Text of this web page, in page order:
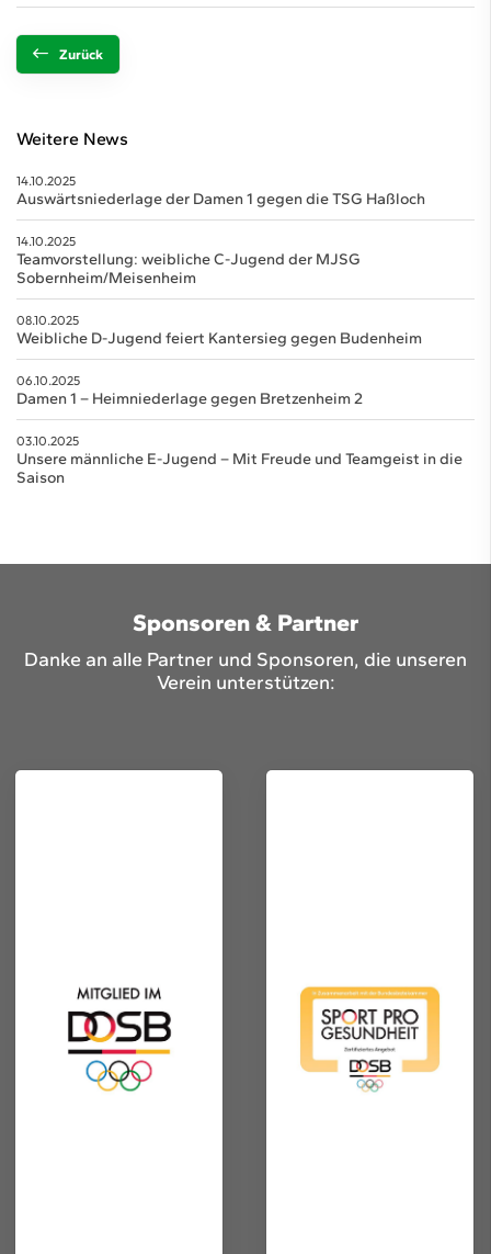
Zurück
Weitere News
14.10.2025
Auswärtsniederlage der Damen 1 gegen die TSG Haßloch
14.10.2025
Teamvorstellung: weibliche C-Jugend der MJSG
Sobernheim/Meisenheim
08.10.2025
Weibliche D-Jugend feiert Kantersieg gegen Budenheim
06.10.2025
Damen 1 – Heimniederlage gegen Bretzenheim 2
03.10.2025
Unsere männliche E-Jugend – Mit Freude und Teamgeist in die
Saison
Sponsoren & Partner
Danke an alle Partner und Sponsoren, die unseren
Verein unterstützen: